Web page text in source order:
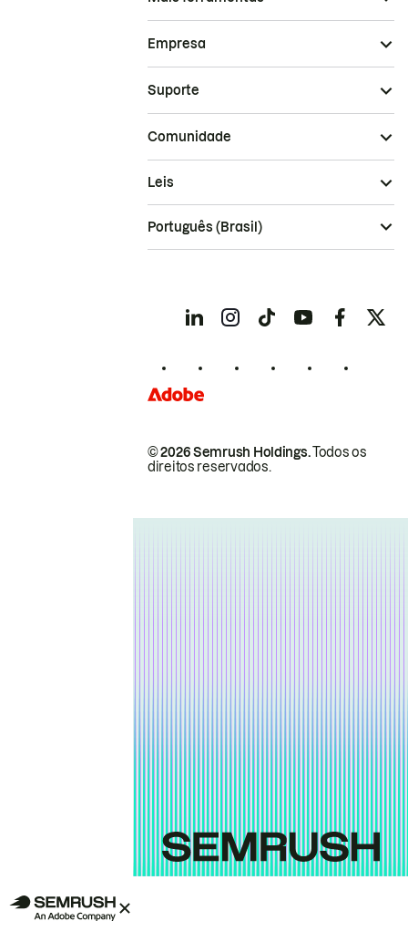
Empresa
Suporte
Comunidade
© 2026 Semrush Holdings.Todos os
direitos reservados.
Leis
Português (Brasil)